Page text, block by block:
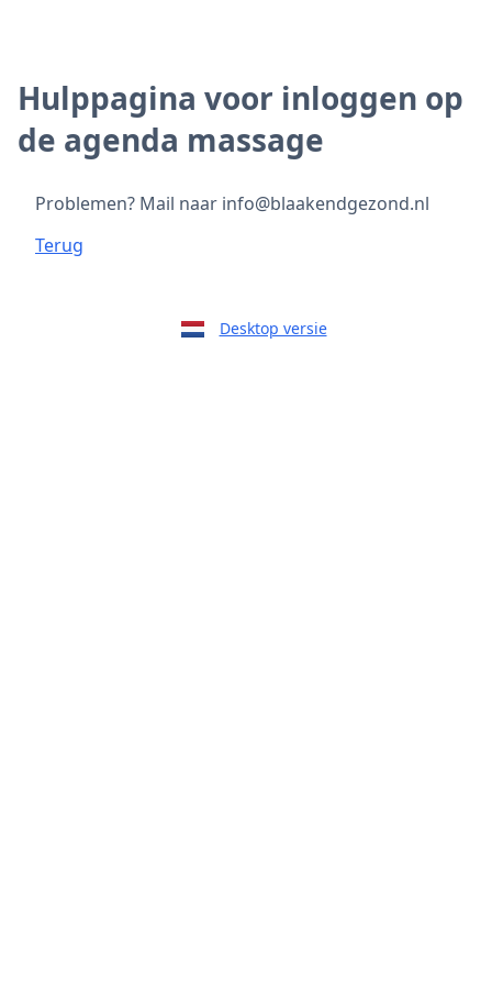
Hulppagina voor inloggen op
de agenda massage
Problemen? Mail naar info@blaakendgezond.nl
Terug
Desktop versie